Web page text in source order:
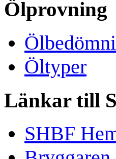
Ölprovning
Öltyper
Länkar till
SHBF